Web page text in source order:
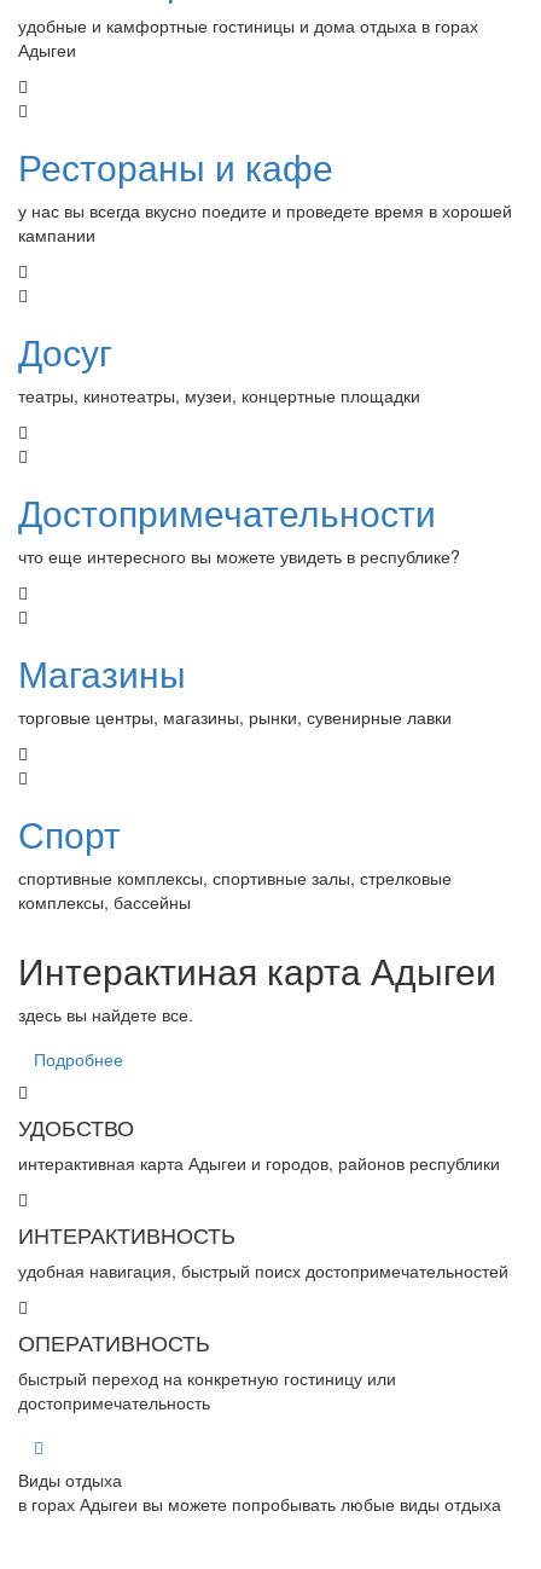
удобные и камфортные гостиницы и дома отдыха в горах
Адыгеи
Рестораны и кафе
у нас вы всегда вкусно поедите и проведете время в хорошей
кампании
Досуг
театры, кинотеатры, музеи, концертные площадки
Достопримечательности
что еще интересного вы можете увидеть в республике?
Магазины
торговые центры, магазины, рынки, сувенирные лавки
Спорт
спортивные комплексы, спортивные залы, стрелковые
комплексы, бассейны
Интерактиная карта Адыгеи
здесь вы найдете все.
Подробнее
УДОБСТВО
интерактивная карта Адыгеи и городов, районов республики
ИНТЕРАКТИВНОСТЬ
удобная навигация, быстрый поисх достопримечательностей
ОПЕРАТИВНОСТЬ
быстрый переход на конкретную гостиницу или
достопримечательность
Виды отдыха
в горах Адыгеи вы можете попробывать любые виды отдыха